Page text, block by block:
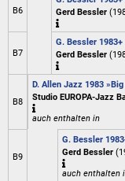
B6
Gerd Bessler
B7
G. Bessler
Gerd Bessler
B8
D. Allen Jazz 1983 »Big
Studio EUROPA-Jazz
auch enthalten in
B9
G. Bessler
Gerd Bessler
auch enthalten